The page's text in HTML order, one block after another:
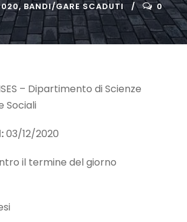
, BANDI/GARE SCADUTI 0
– Dipartimento di Scienze
Sociali
03/12/2020
il termine del giorno